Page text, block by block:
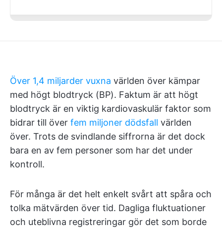
Över 1,4 miljarder vuxna världen över kämpar
med högt blodtryck (BP). Faktum är att högt
blodtryck är en viktig kardiovaskulär faktor som
bidrar till över fem miljoner dödsfall världen
över. Trots de svindlande siffrorna är det dock
bara en av fem personer som har det under
kontroll.
För många är det helt enkelt svårt att spåra och
tolka mätvärden över tid. Dagliga fluktuationer
och uteblivna registreringar gör det som borde